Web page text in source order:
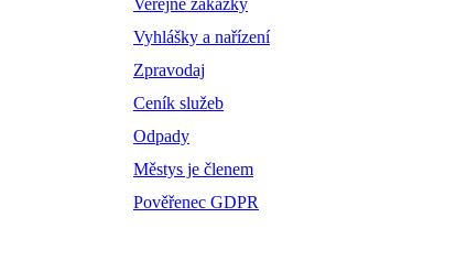
Veřejné zakázky
Vyhlášky a nařízení
Zpravodaj
Ceník služeb
Odpady
Městys je členem
Pověřenec GDPR